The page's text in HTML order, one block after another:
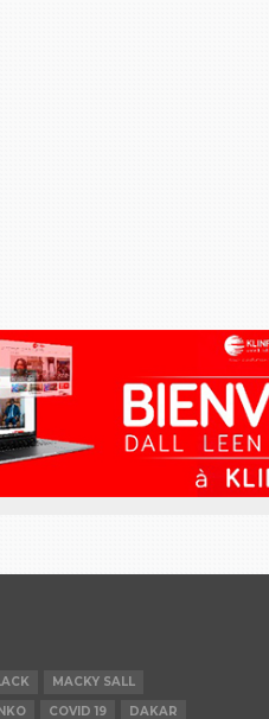
MACKY SALL
COVID 19 DAKAR